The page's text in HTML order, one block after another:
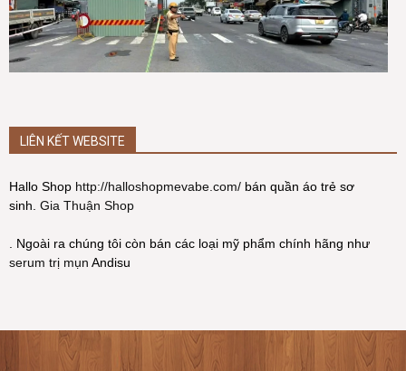
LIÊN KẾT WEBSITE
Hallo Shop http://halloshopmevabe.com/ bán quần áo trẻ sơ
sinh. Gia Thuận Shop
. Ngoài ra chúng tôi còn bán các loại mỹ phẩm chính hãng như
serum trị mụn Andisu